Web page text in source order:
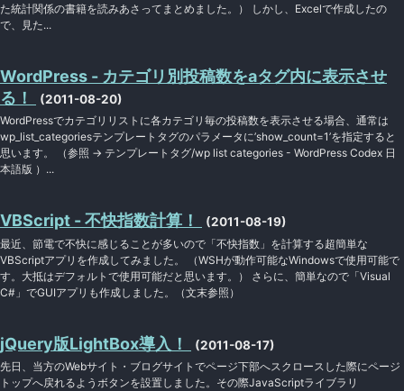
た統計関係の書籍を読みあさってまとめました。） しかし、Excelで作成したの
で、見た...
WordPress - カテゴリ別投稿数をaタグ内に表示させ
る！
(2011-08-20)
WordPressでカテゴリリストに各カテゴリ毎の投稿数を表示させる場合、通常は
wp_list_categoriesテンプレートタグのパラメータに’show_count=1’を指定すると
思います。 （参照 → テンプレートタグ/wp list categories - WordPress Codex 日
本語版 ）...
VBScript - 不快指数計算！ (2011-08-19)
最近、節電で不快に感じることが多いので「不快指数」を計算する超簡単な
VBScriptアプリを作成してみました。 （WSHが動作可能なWindowsで使用可能で
す。大抵はデフォルトで使用可能だと思います。） さらに、簡単なので「Visual
C#」でGUIアプリも作成しました。（文末参照）
jQuery版LightBox導入！ (2011-08-17)
先日、当方のWebサイト・ブログサイトでページ下部へスクロースした際にページ
トップへ戻れるようボタンを設置しました。その際JavaScriptライブラリ